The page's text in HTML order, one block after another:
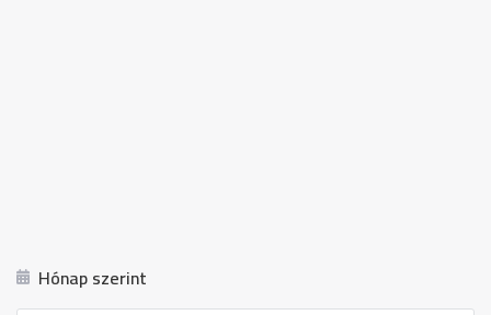
Hónap szerint